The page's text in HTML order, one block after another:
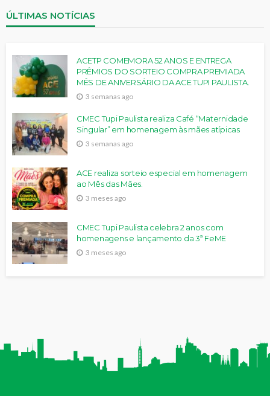
ÚLTIMAS NOTÍCIAS
ACETP COMEMORA 52 ANOS E ENTREGA
PRÊMIOS DO SORTEIO COMPRA PREMIADA
MÊS DE ANIVERSÁRIO DA ACE TUPI PAULISTA.
3 semanas ago
CMEC Tupi Paulista realiza Café “Maternidade
Singular” em homenagem às mães atípicas
3 semanas ago
ACE realiza sorteio especial em homenagem
ao Mês das Mães.
3 meses ago
CMEC Tupi Paulista celebra 2 anos com
homenagens e lançamento da 3ª FeME
3 meses ago